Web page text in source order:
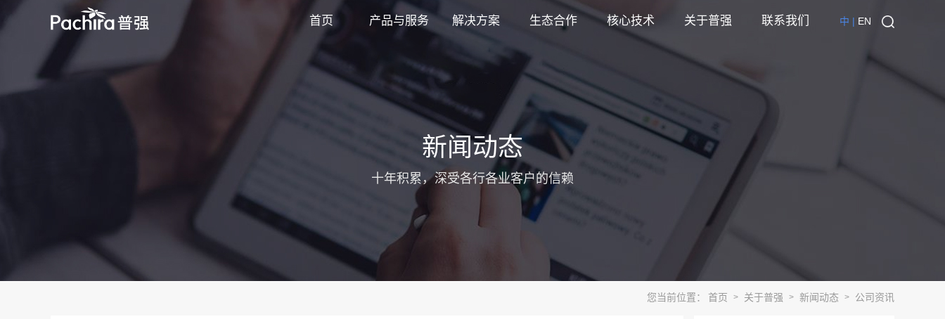
首页 产品与服务 解决方案 生态合作 核心技术 关于普强 联系我们 EN
中 |
新闻动态
十年积累，深受各行各业客户的信赖
您当前位置： 首页 > 关于普强 > 新闻动态 > 公司资讯